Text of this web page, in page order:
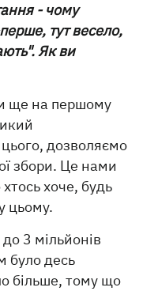
- чому
тут весело,
Як ви
ще на першому
дозволяємо
збори. Це нами
хоче, будь
цьому.
3 мільйонів
було десь
більше, тому що